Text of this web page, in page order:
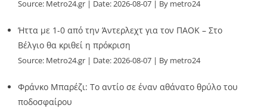
Source: Metro24.gr Date: 2026-08-07 By metro24
Ήττα με 1-0 από την Άντερλεχτ για τον ΠΑΟΚ – Στο
Βέλγιο θα κριθεί η πρόκριση
Source: Metro24.gr Date: 2026-08-07 By metro24
Φράνκο Μπαρέζι: Το αντίο σε έναν αθάνατο θρύλο του
ποδοσφαίρου